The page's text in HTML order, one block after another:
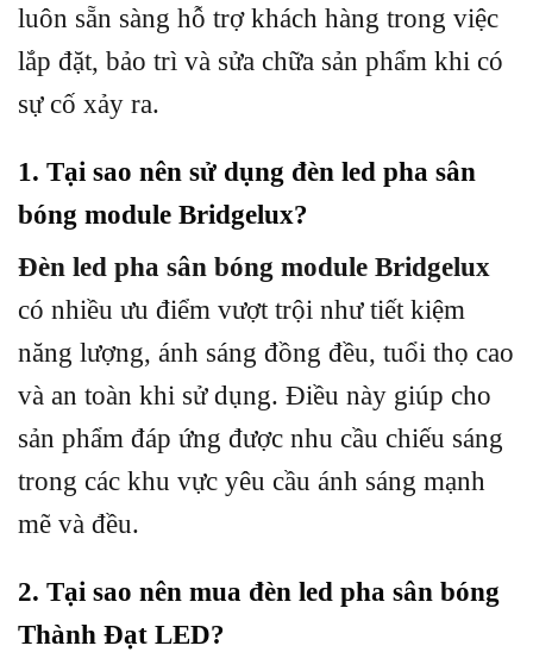
luôn sẵn sàng hỗ trợ khách hàng trong việc
lắp đặt, bảo trì và sửa chữa sản phẩm khi có
sự cố xảy ra.
1. Tại sao nên sử dụng đèn led pha sân
bóng module Bridgelux?
Đèn led pha sân bóng module Bridgelux
có nhiều ưu điểm vượt trội như tiết kiệm
năng lượng, ánh sáng đồng đều, tuổi thọ cao
và an toàn khi sử dụng. Điều này giúp cho
sản phẩm đáp ứng được nhu cầu chiếu sáng
trong các khu vực yêu cầu ánh sáng mạnh
mẽ và đều.
2. Tại sao nên mua đèn led pha sân bóng
Thành Đạt LED?